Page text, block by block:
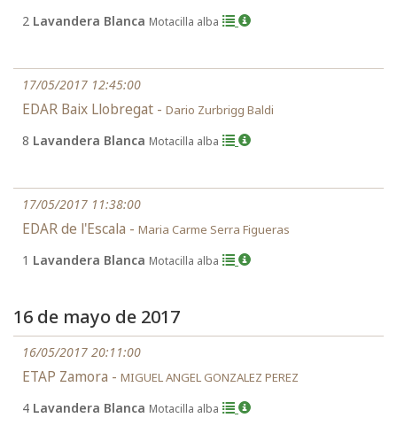
2 Lavandera Blanca Motacilla alba
17/05/2017 12:45:00
EDAR Baix Llobregat - Dario Zurbrigg Baldi
8 Lavandera Blanca Motacilla alba
17/05/2017 11:38:00
EDAR de l'Escala - Maria Carme Serra Figueras
1 Lavandera Blanca Motacilla alba
16 de mayo de 2017
16/05/2017 20:11:00
ETAP Zamora - MIGUEL ANGEL GONZALEZ PEREZ
4 Lavandera Blanca Motacilla alba